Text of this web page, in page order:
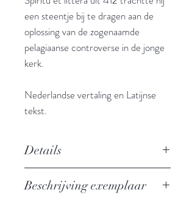
een steentje bij te dragen aan de
oplossing van de zogenaamde
pelagiaanse controverse in de jonge
kerk.
Nederlandse vertaling en Latijnse
tekst.
Details
(Augustinus van Hippo)
Beschrijving exemplaar